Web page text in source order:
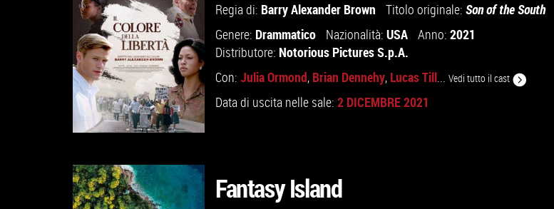
Regia di: Barry Alexander Brown Titolo originale: Son of the South
Genere: Drammatico Nazionalità: USA Anno: 2021
Distributore: Notorious Pictures S.p.A.
Con: Julia Ormond, Brian Dennehy, Lucas Till... Vedi tutto il cast
Data di uscita nelle sale: 2 DICEMBRE 2021
Fantasy Island